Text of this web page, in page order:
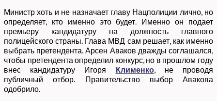
Министр хоть и не назначает главу Нацполиции лично, но
определяет, кто именно это будет. Именно он подает
премьеру кандидатуру на должность главного
полицейского страны. Глава МВД сам решает, как именно
выбрать претендента. Арсен Аваков дважды соглашался,
чтобы претендента определил конкурс, но в прошлом году
внес кандидатуру Игоря Клименко, не проводя
публичный отбор. Правительство выбор Авакова
одобрило.